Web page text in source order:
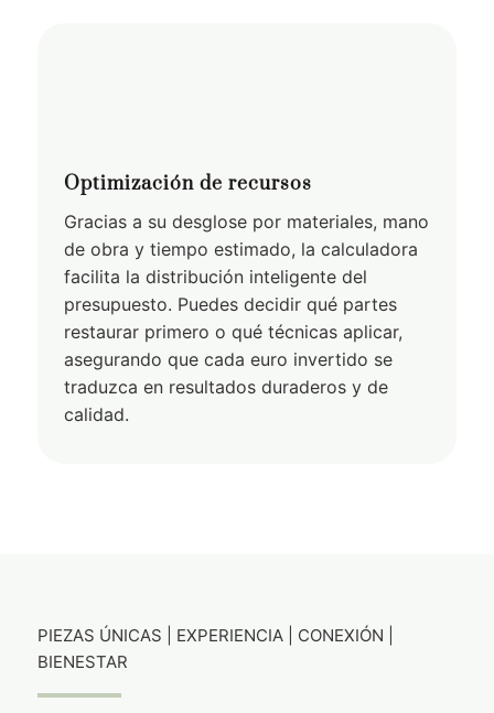
Optimización de recursos
Gracias a su desglose por materiales, mano
de obra y tiempo estimado, la calculadora
facilita la distribución inteligente del
presupuesto. Puedes decidir qué partes
restaurar primero o qué técnicas aplicar,
asegurando que cada euro invertido se
traduzca en resultados duraderos y de
calidad.
PIEZAS ÚNICAS | EXPERIENCIA | CONEXIÓN |
BIENESTAR